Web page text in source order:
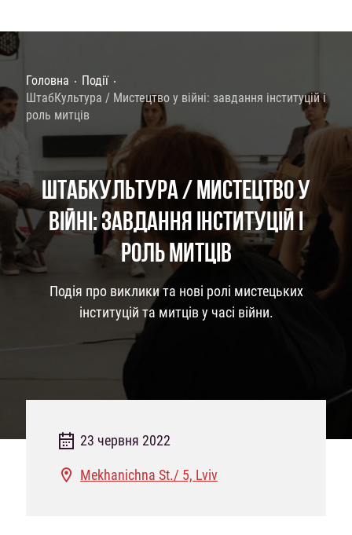
Головна
Події
ШтабКультура / Мистецтво у війні: завдання інституцій і
роль митців
ШТАБКУЛЬТУРА / МИСТЕЦТВО У
ВІЙНІ: ЗАВДАННЯ ІНСТИТУЦІЙ І
РОЛЬ МИТЦІВ
Подія про виклики та нові ролі мистецьких
інституцій та митців у часі війни.
23 червня 2022
Mekhanichna St./ 5, Lviv